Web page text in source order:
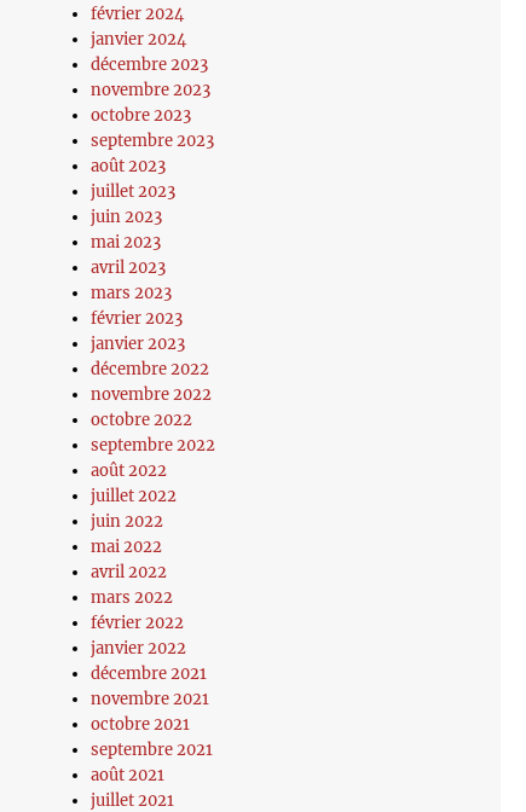
février 2024
janvier 2024
décembre 2023
novembre 2023
octobre 2023
septembre 2023
août 2023
juillet 2023
juin 2023
mai 2023
avril 2023
mars 2023
février 2023
janvier 2023
décembre 2022
novembre 2022
octobre 2022
septembre 2022
août 2022
juillet 2022
juin 2022
mai 2022
avril 2022
mars 2022
février 2022
janvier 2022
décembre 2021
novembre 2021
octobre 2021
septembre 2021
août 2021
juillet 2021